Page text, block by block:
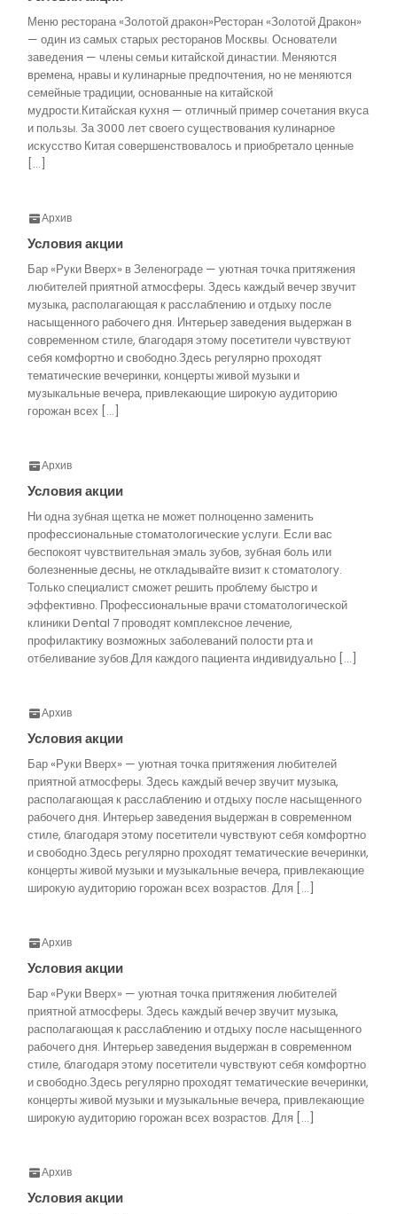
Меню ресторана «Золотой дракон»Ресторан «Золотой Дракон»
— один из самых старых ресторанов Москвы. Основатели
заведения — члены семьи китайской династии. Меняются
времена, нравы и кулинарные предпочтения, но не меняются
семейные традиции, основанные на китайской
мудрости.Китайская кухня — отличный пример сочетания вкуса
и пользы. За 3000 лет своего существования кулинарное
искусство Китая совершенствовалось и приобретало ценные
[…]
Архив
Условия акции
Бар «Руки Вверх» в Зеленограде — уютная точка притяжения
любителей приятной атмосферы. Здесь каждый вечер звучит
музыка, располагающая к расслаблению и отдыху после
насыщенного рабочего дня. Интерьер заведения выдержан в
современном стиле, благодаря этому посетители чувствуют
себя комфортно и свободно.Здесь регулярно проходят
тематические вечеринки, концерты живой музыки и
музыкальные вечера, привлекающие широкую аудиторию
горожан всех […]
Архив
Условия акции
Ни одна зубная щетка не может полноценно заменить
профессиональные стоматологические услуги. Если вас
беспокоят чувствительная эмаль зубов, зубная боль или
болезненные десны, не откладывайте визит к стоматологу.
Только специалист сможет решить проблему быстро и
эффективно. Профессиональные врачи стоматологической
клиники Dental 7 проводят комплексное лечение,
профилактику возможных заболеваний полости рта и
отбеливание зубов.Для каждого пациента индивидуально […]
Архив
Условия акции
Бар «Руки Вверх» — уютная точка притяжения любителей
приятной атмосферы. Здесь каждый вечер звучит музыка,
располагающая к расслаблению и отдыху после насыщенного
рабочего дня. Интерьер заведения выдержан в современном
стиле, благодаря этому посетители чувствуют себя комфортно
и свободно.Здесь регулярно проходят тематические вечеринки,
концерты живой музыки и музыкальные вечера, привлекающие
широкую аудиторию горожан всех возрастов. Для […]
Архив
Условия акции
Бар «Руки Вверх» — уютная точка притяжения любителей
приятной атмосферы. Здесь каждый вечер звучит музыка,
располагающая к расслаблению и отдыху после насыщенного
рабочего дня. Интерьер заведения выдержан в современном
стиле, благодаря этому посетители чувствуют себя комфортно
и свободно.Здесь регулярно проходят тематические вечеринки,
концерты живой музыки и музыкальные вечера, привлекающие
широкую аудиторию горожан всех возрастов. Для […]
Архив
Условия акции